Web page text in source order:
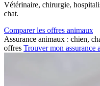
Vétérinaire, chirurgie,
chat.
Comparer les offres animaux
Assurance animaux : chien,
offres Trouver mon assurance